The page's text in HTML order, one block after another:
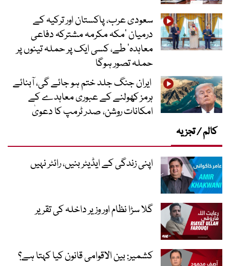
سعودی عرب، پاکستان اور ترکیہ کے
درمیان ’مکہ مکرمہ مشترکہ دفاعی
معاہدہ‘ طے، کسی ایک پر حملہ تینوں پر
حملہ تصور ہوگا
ایران جنگ جلد ختم ہو جائے گی، آبنائے
ہرمز کھولنے کے عبوری معاہدے کے
امکانات روشن، صدر ٹرمپ کا دعویٰ
کالم / تجزیہ
اپنی زندگی کے ایڈیٹر بنیں، رائٹر نہیں
گلا سڑا نظام اور وزیر داخلہ کی تقریر
کشمیر: بین الاقوامی قانون کیا کہتا ہے؟